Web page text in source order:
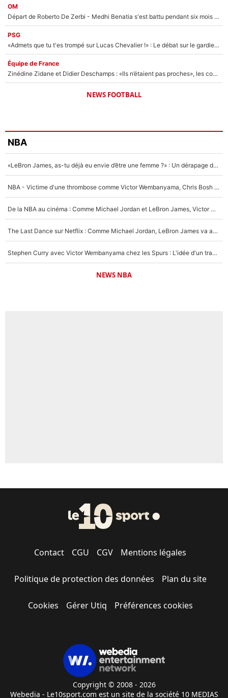
OM
Départ de Roberto De Zerbi - Medhi Benatia s'est battu pendant six mois pour le retenir à l'OM, le PSG a été le naufrage de trop : «Je pars avec toi»
PSG
«Admets que tu t'es trompé sur Lucas Chevalier !» : Le débat sur le gardien du PSG vire au clash à l'After Foot
Équipe de France
Zinédine Zidane et Didier Deschamps : «Ils n’étaient pas proches», les confidences d’un membre de l’équipe de France 1998 sur leur relation spéciale
NEWS FOOTBALL
NBA
«LeBron James, as-tu déjà eu envie d’être une femme ?» : Un dérapage de Donald Trump sur la superstar de la NBA refait surface
NBA - Victime d'une thrombose comme Victor Wembanyama, Chris Bosh prévient le Français des risques sur sa santé : «J’ai failli mourir sur le coup et j’ai été ramené à la vie»
De la NBA au cinéma : Comme Michael Jordan et LeBron James, Victor Wembanyama rêve d'une carrière d'acteur !
The Last Dance sur Netflix : Comme Michael Jordan, LeBron James va avoir le droit à sa série !
Stephen Curry avec Victor Wembanyama chez les Spurs : L'idée d'un trade historique est lancée en NBA !
NEWS NBA
Contact CGU CGV Mentions légales
Politique de protection des données Plan du site
Cookies Gérer Utiq Préférences cookies
Copyright © 2008 - 2026
Webedia - Le10sport.com est un site de la société 10 MEDIAS